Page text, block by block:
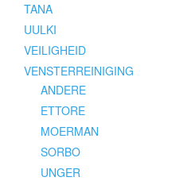
TANA
UULKI
VEILIGHEID
VENSTERREINIGING
ANDERE
ETTORE
MOERMAN
SORBO
UNGER